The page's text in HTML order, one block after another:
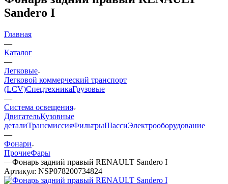
Sandero I
Главная
—
Каталог
—
Легковые
Легковой коммерческий транспорт
(LCV)СпецтехникаГрузовые
—
Система освещения
ДвигательКузовные
деталиТрансмиссияФильтрыШассиЭлектрооборудование
—
Фонари
ПрочиеФары
—Фонарь задний правый RENAULT Sandero I
Артикул: NSP078200734824